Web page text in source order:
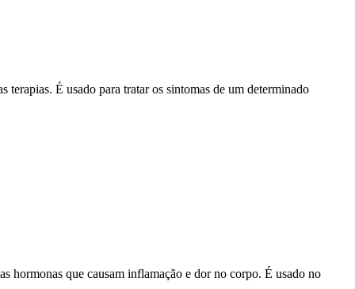
É usado para tratar os sintomas de um determinado
hormonas que causam inflamação e dor no corpo. É usado no